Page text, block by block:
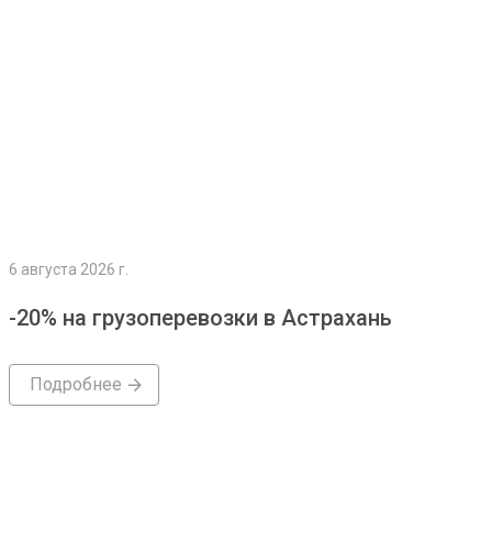
6 августа 2026 г.
-20% на грузоперевозки в Астрахань
Подробнее